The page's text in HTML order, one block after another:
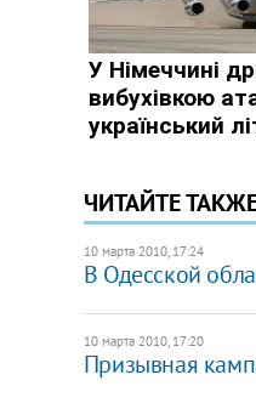
ЧИТАЙТЕ
10 марта 2010, 17:24
В Одесской
10 марта 2010, 17:20
Призывная